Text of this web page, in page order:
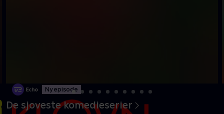
Ny episode
De sjoveste komedieserier